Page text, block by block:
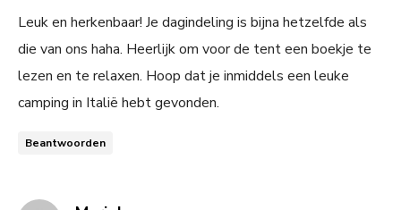
Leuk en herkenbaar! Je dagindeling is bijna hetzelfde als
die van ons haha. Heerlijk om voor de tent een boekje te
lezen en te relaxen. Hoop dat je inmiddels een leuke
camping in Italië hebt gevonden.
Beantwoorden